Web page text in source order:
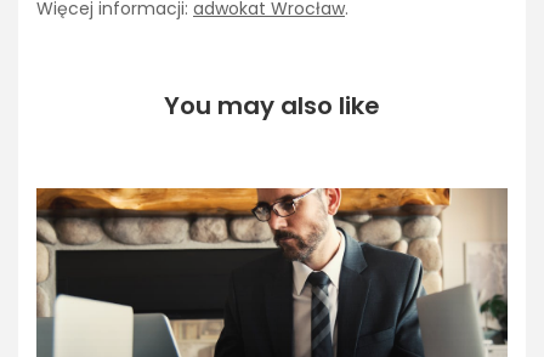
Więcej informacji: adwokat Wrocław.
You may also like